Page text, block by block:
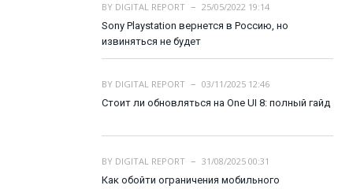
BY DIGITAL REPORT
25/05/2022 19:14
Sony Playstation вернется в Россию, но
извиняться не будет
BY DIGITAL REPORT
03/11/2025 12:46
Стоит ли обновляться на One UI 8: полный гайд
BY DIGITAL REPORT
31/08/2025 00:31
Как обойти ограничения мобильного